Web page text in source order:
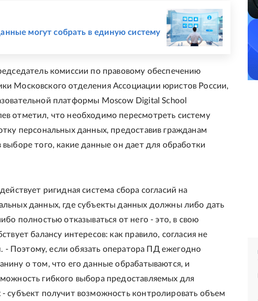
могут собрать в единую систему
комиссии по правовому обеспечению
Московского отделения Ассоциации юристов России,
платформы Moscow Digital School
отметил, что необходимо пересмотреть систему
персональных данных, предоставив гражданам
выборе того, какие данные он дает для обработки
ригидная система сбора согласий на
данных, где субъекты данных должны либо дать
полностью отказываться от него - это, в свою
балансу интересов: как правило, согласия не
- Поэтому, если обязать оператора ПД ежегодно
о том, что его данные обрабатываются, и
гибкого выбора предоставляемых для
субъект получит возможность контролировать объем